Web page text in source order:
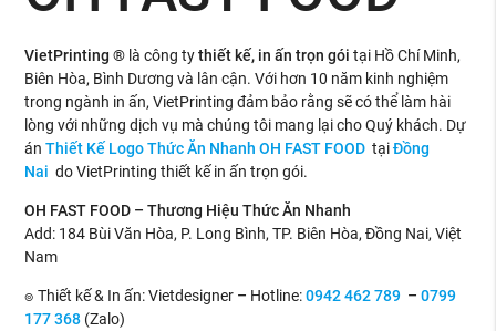
VietPrinting ® là công tythiết kế, in ấn trọn gói tại Hồ Chí Minh,
Biên Hòa, Bình Dương và lân cận. Với hơn 10 năm kinh nghiệm
trong ngành in ấn, VietPrinting đảm bảo rằng sẽ có thể làm hài
lòng với những dịch vụ mà chúng tôi mang lại cho Quý khách. Dự
ánThiết Kế Logo Thức Ăn Nhanh OH FAST FOOD tạiĐồng
Nai do VietPrinting thiết kế in ấn trọn gói.
OH FAST FOOD – Thương Hiệu Thức Ăn Nhanh
Add: 184 Bùi Văn Hòa, P. Long Bình, TP. Biên Hòa, Đồng Nai, Việt
Nam
๏ Thiết kế & In ấn: Vietdesigner – Hotline:0942 462 789 –0799
177 368 (Zalo)